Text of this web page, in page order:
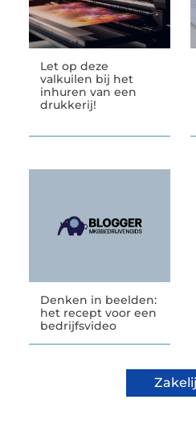
Let op deze
valkuilen bij het
inhuren van een
drukkerij!
Denken in beelden:
het recept voor een
bedrijfsvideo